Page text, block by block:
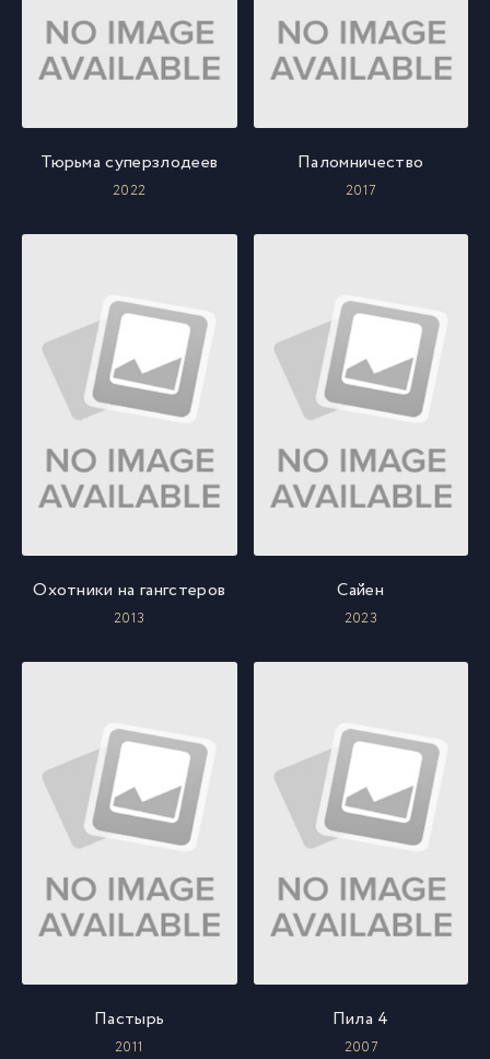
Тюрьма суперзлодеев
2022
Паломничество
2017
Охотники на гангстеров
2013
Сайен
2023
Пастырь
2011
Пила 4
2007